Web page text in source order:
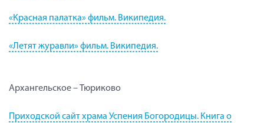
«Красная палатка» фильм. Википедия.
«Летят журавли» фильм. Википедия.
Архангельское – Тюриково
Приходской сайт храма Успения Богородицы. Книга о